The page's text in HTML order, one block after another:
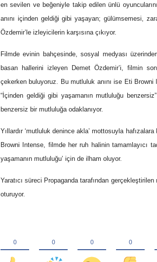
en sevilen ve beğeniyle takip edilen ünlü
anını içinden geldiği gibi yaşayan; gülümsemesi,
Özdemir’le izleyicilerin karşısına çıkıyor.
Filmde evinin bahçesinde, sosyal medyası
basan hallerini izleyen Demet Özdemir’i, filmin
çekerken buluyoruz. Bu mutluluk anını ise Eti Browni
“İçinden geldiği gibi yaşamanın mutluluğu
benzersiz bir mutluluğa odaklanıyor.
Yıllardır ‘mutluluk denince akla’ mottosuyla
Browni Intense, filmde her ruh halinin tamamlayıcı
yaşamanın mutluluğu’ için de ilham oluyor.
Yaratıcı süreci Propaganda tarafından
oturuyor.